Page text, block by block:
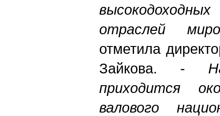
отраслей
отметила
Зайкова. -
приходится
валового